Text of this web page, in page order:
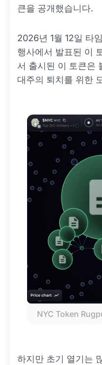
큰을 공개했습니다.
2026년 1월 12일 타
행사에서 발표된 이
서 출시된 이 토큰은
대주의 퇴치를 위한
NYC Token
하지만 초기 열기는